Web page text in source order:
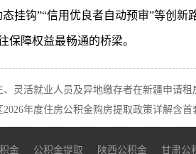
态挂钩”“信用优良者自动预审”等创
保障权益最畅通的桥梁。
、灵活就业人员及异地缴存者在新疆申请
年度住房公积金购房提取政策详解含
金 公积金提取 陕西公积金 甘肃公